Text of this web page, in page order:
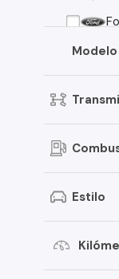
Asia
Modelo
Estilo